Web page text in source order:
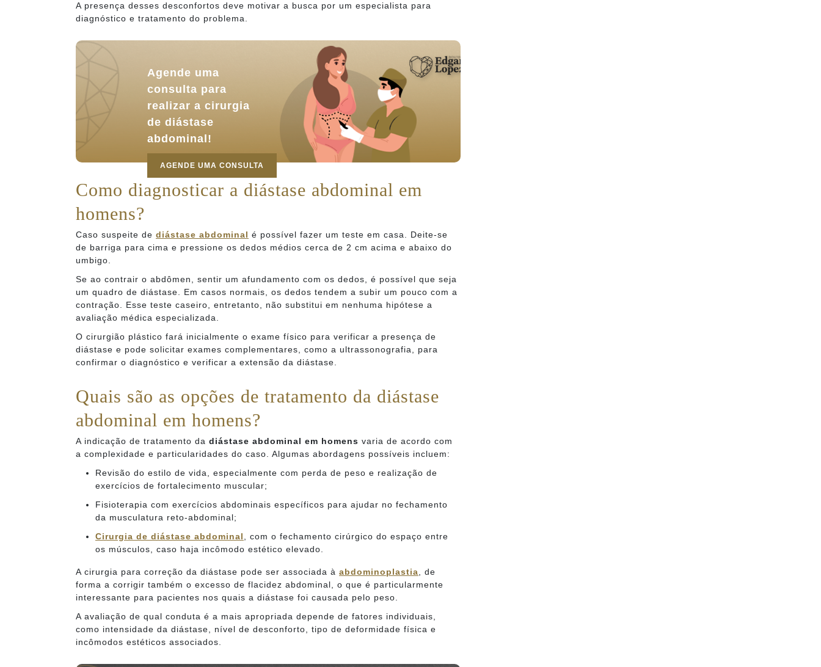
A presença desses desconfortos deve motivar a busca por um especialista para
diagnóstico e tratamento do problema.
Agende uma
consulta para
realizar a cirurgia
de diástase
abdominal!
AGENDE UMA CONSULTA
Como diagnosticar a diástase abdominal em
homens?
Caso suspeite de diástase abdominal é possível fazer um teste em casa. Deite-se
de barriga para cima e pressione os dedos médios cerca de 2 cm acima e abaixo do
umbigo.
Se ao contrair o abdômen, sentir um afundamento com os dedos, é possível que seja
um quadro de diástase. Em casos normais, os dedos tendem a subir um pouco com a
contração. Esse teste caseiro, entretanto, não substitui em nenhuma hipótese a
avaliação médica especializada.
O cirurgião plástico fará inicialmente o exame físico para verificar a presença de
diástase e pode solicitar exames complementares, como a ultrassonografia, para
confirmar o diagnóstico e verificar a extensão da diástase.
Quais são as opções de tratamento da diástase
abdominal em homens?
A indicação de tratamento da diástase abdominal em homens varia de acordo com
a complexidade e particularidades do caso. Algumas abordagens possíveis incluem:
Revisão do estilo de vida, especialmente com perda de peso e realização de
exercícios de fortalecimento muscular;
Fisioterapia com exercícios abdominais específicos para ajudar no fechamento
da musculatura reto-abdominal;
Cirurgia de diástase abdominal, com o fechamento cirúrgico do espaço entre
os músculos, caso haja incômodo estético elevado.
A cirurgia para correção da diástase pode ser associada à abdominoplastia, de
forma a corrigir também o excesso de flacidez abdominal, o que é particularmente
interessante para pacientes nos quais a diástase foi causada pelo peso.
A avaliação de qual conduta é a mais apropriada depende de fatores individuais,
como intensidade da diástase, nível de desconforto, tipo de deformidade física e
incômodos estéticos associados.